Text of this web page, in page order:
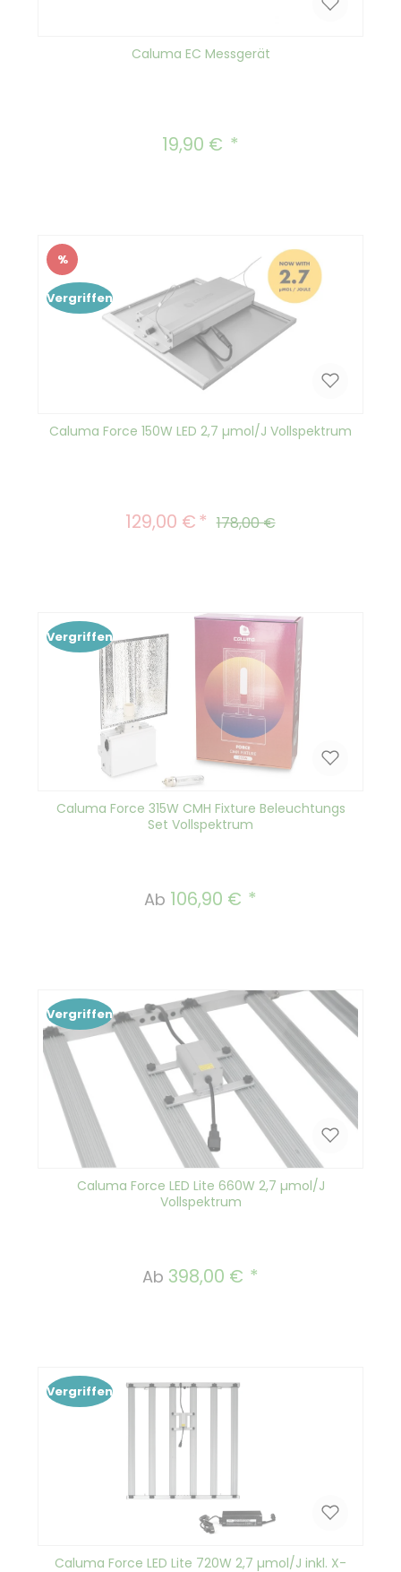
Caluma EC Messgerät
Regulärer Preis:
19,90 €
Rabatt
%
Vergriffen
Caluma Force 150W LED 2,7 µmol/J Vollspektrum
Verkaufspreis:
129,00 € Regulärer Preis:
178,00 €
Vergriffen
Caluma Force 315W CMH Fixture Beleuchtungs
Set Vollspektrum
Regulärer Preis:
Ab 106,90 €
Vergriffen
Caluma Force LED Lite 660W 2,7 µmol/J
Vollspektrum
Regulärer Preis:
Ab 398,00 €
Vergriffen
Caluma Force LED Lite 720W 2,7 µmol/J inkl. X-